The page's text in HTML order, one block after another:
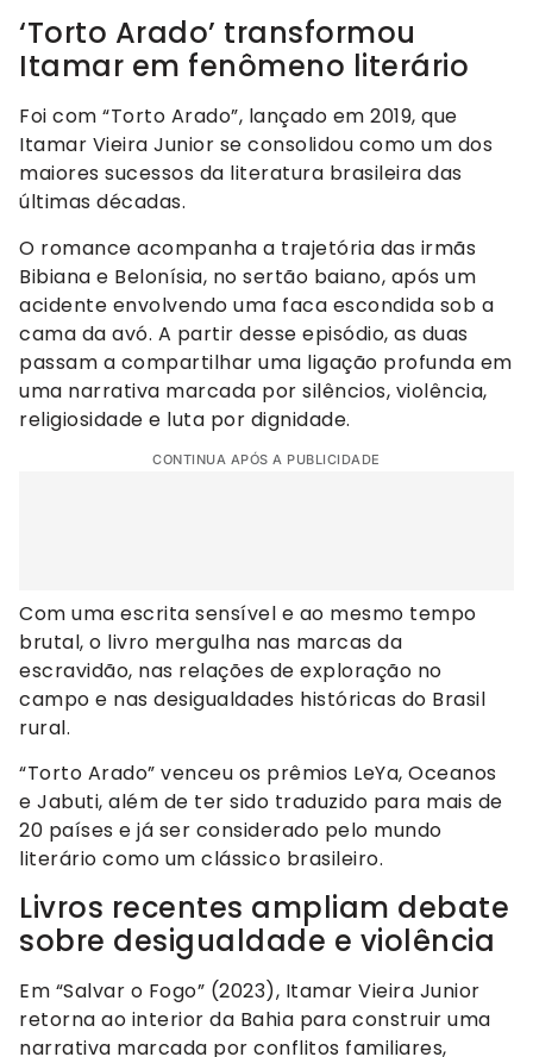
‘Torto Arado’ transformou
Itamar em fenômeno literário
Foi com “Torto Arado”, lançado em 2019, que
Itamar Vieira Junior se consolidou como um dos
maiores sucessos da literatura brasileira das
últimas décadas.
O romance acompanha a trajetória das irmãs
Bibiana e Belonísia, no sertão baiano, após um
acidente envolvendo uma faca escondida sob a
cama da avó. A partir desse episódio, as duas
passam a compartilhar uma ligação profunda em
uma narrativa marcada por silêncios, violência,
religiosidade e luta por dignidade.
CONTINUA APÓS A PUBLICIDADE
Com uma escrita sensível e ao mesmo tempo
brutal, o livro mergulha nas marcas da
escravidão, nas relações de exploração no
campo e nas desigualdades históricas do Brasil
rural.
“Torto Arado” venceu os prêmios LeYa, Oceanos
e Jabuti, além de ter sido traduzido para mais de
20 países e já ser considerado pelo mundo
literário como um clássico brasileiro.
Livros recentes ampliam debate
sobre desigualdade e violência
Em “Salvar o Fogo” (2023), Itamar Vieira Junior
retorna ao interior da Bahia para construir uma
narrativa marcada por conflitos familiares,